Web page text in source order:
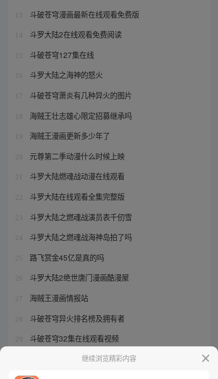
13 斗破苍穹漫画最新在线观看免费版
14 斗罗大陆2在线观看免费阅读
15 斗破苍穹127集在线
16 斗罗大陆之海神的怒火
17 斗破苍穹萧炎有几种异火的图片
18 海贼王壮志雄心限定招募继承吗
19 海贼王漫画更新多少年了
20 元尊第二季动漫什么时候上映
21 斗罗大陆燃魂战动漫在线观看
22 斗罗大陆在线观看全集完整版
23 斗罗大陆之燃魂战演员表千仞雪
24 斗罗大陆之燃魂战海神岛拍了吗
25 路飞赏金45亿是真的吗
26 斗罗大陆2绝世唐门漫画酷漫屋
27 海贼王漫画情报站
28 斗破苍穹异火排名榜及拥有者
29 斗破苍穹32集在线观看视频
动漫抢先看的软件推荐继续浏览精彩内容